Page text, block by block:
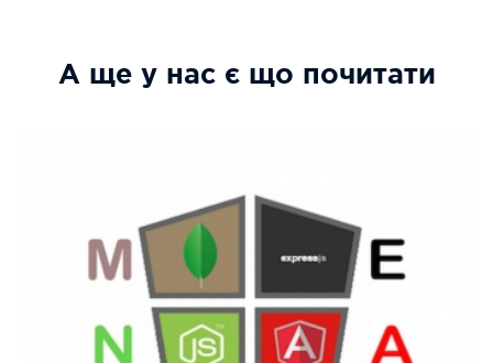
А ще у нас є що почитати